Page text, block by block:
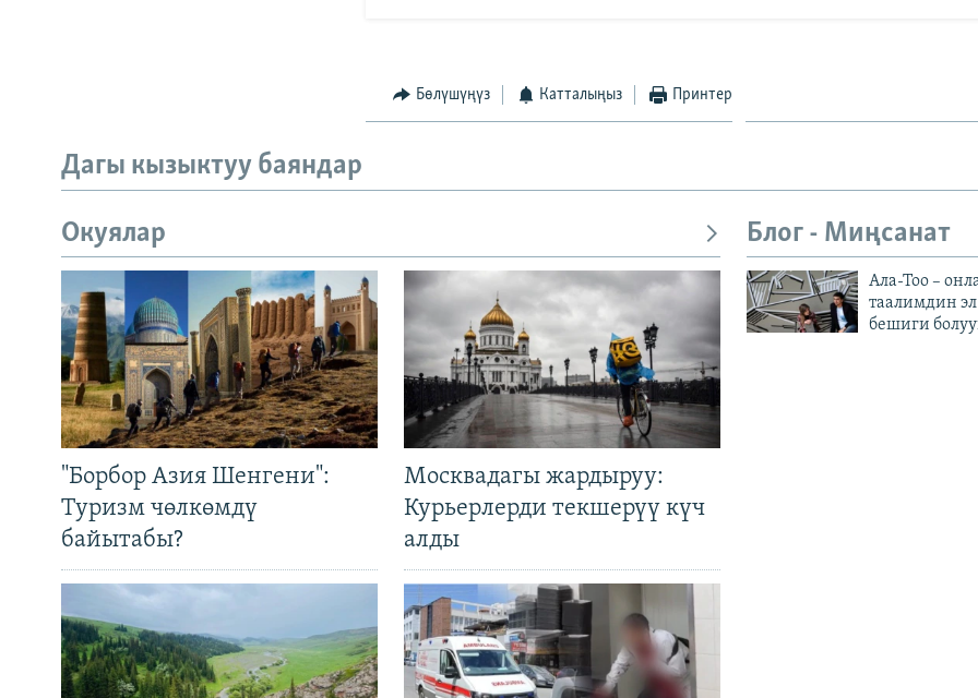
Бөлүшүңүз Катталыңыз Принтер
Дагы кызыктуу баяндар
Окуялар
"Борбор Азия Шенгени":
Туризм чөлкөмдү
байытабы?
Москвадагы жардыруу:
Курьерлерди текшерүү күч
алды
Блог - Миңсанат
Ала-Тоо –
таалимдин
бешиги